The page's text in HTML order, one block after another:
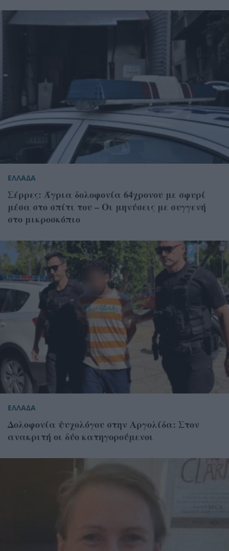
ΕΛΛΑΔΑ
Σέρρες: Άγρια δολοφονία 64χρονου με σφυρί
μέσα στο σπίτι του – Οι μηνύσεις με συγγενή
στο μικροσκόπιο
ΕΛΛΑΔΑ
Δολοφονία ψυχολόγου στην Αργολίδα: Στον
ανακριτή οι δύο κατηγορούμενοι